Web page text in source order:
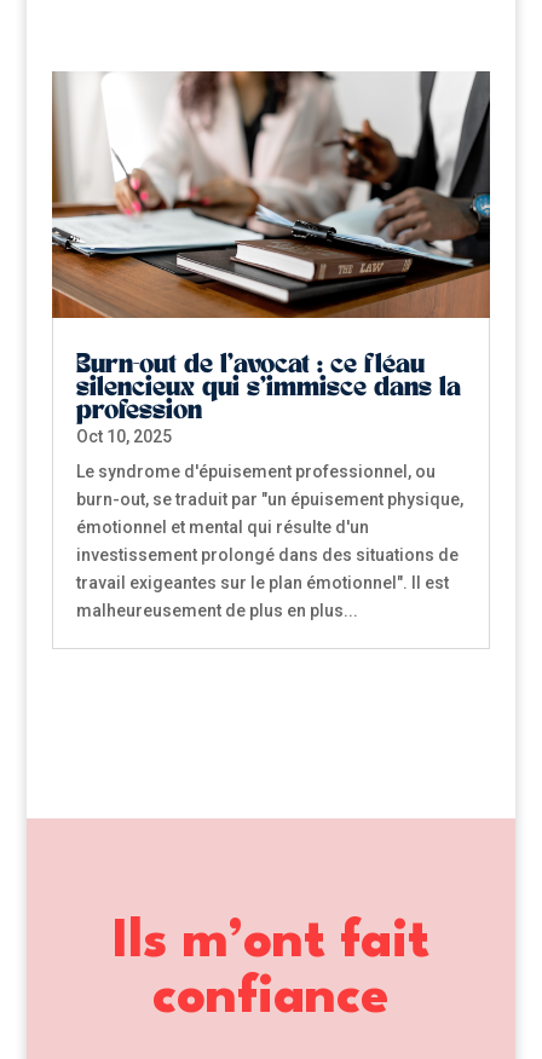
Burn-out de l’avocat : ce fléau
silencieux qui s’immisce dans la
profession
Oct 10, 2025
Le syndrome d'épuisement professionnel, ou
burn-out, se traduit par "un épuisement physique,
émotionnel et mental qui résulte d'un
investissement prolongé dans des situations de
travail exigeantes sur le plan émotionnel". Il est
malheureusement de plus en plus...
Ils m’ont fait
confiance